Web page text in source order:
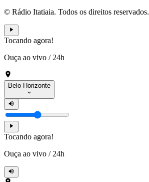
© Rádio Itatiaia. Todos os direitos reservados.
Tocando agora!
Ouça ao vivo / 24h
Belo Horizonte
Tocando agora!
Ouça ao vivo / 24h